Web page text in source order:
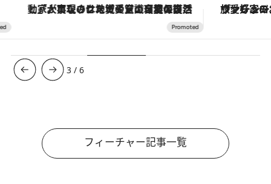
「大事なのは地域の意識を変えること」。ロレックス賞受賞の自然保護活動家が実現させたナイジェリアの自然環境の復活 ヴァシュロン・コンスタンタ
3 /6
フィーチャー記事一覧